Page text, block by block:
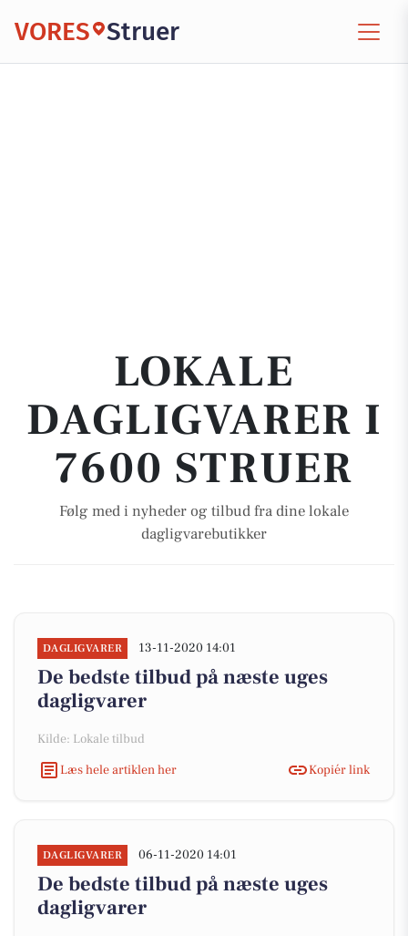
VORES Struer
LOKALE
DAGLIGVARER I
7600 STRUER
Følg med i nyheder og tilbud fra dine lokale
dagligvarebutikker
DAGLIGVARER 13-11-2020 14:01
De bedste tilbud på næste uges
dagligvarer
Kilde: Lokale tilbud
Læs hele artiklen her
Kopiér link
DAGLIGVARER 06-11-2020 14:01
De bedste tilbud på næste uges
dagligvarer